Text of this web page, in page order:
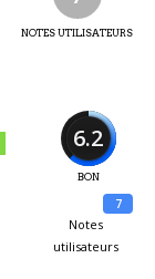
NOTES UTILISATEURS
6.2
BON
7
Notes
utilisateurs